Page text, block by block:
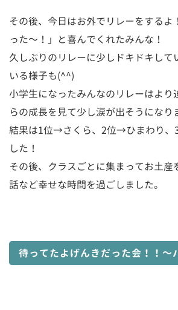
その後、今日はお外でリレーをするよ
った〜！」と喜んでくれたみんな！
久しぶりのリレーに少しドキドキして
いる様子も(^^)
小学生になったみんなのリレーはより
らの成長を見て少し涙が出そうにな
結果は1位→さくら、2位→ひまわり
した！
その後、クラスごとに集まってお土産
話など幸せな時間を過ごしました。
待ってたよげんきだった会！！～